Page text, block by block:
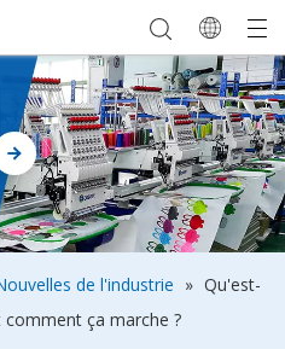
de l'industrie » Qu'est-
ça marche ?